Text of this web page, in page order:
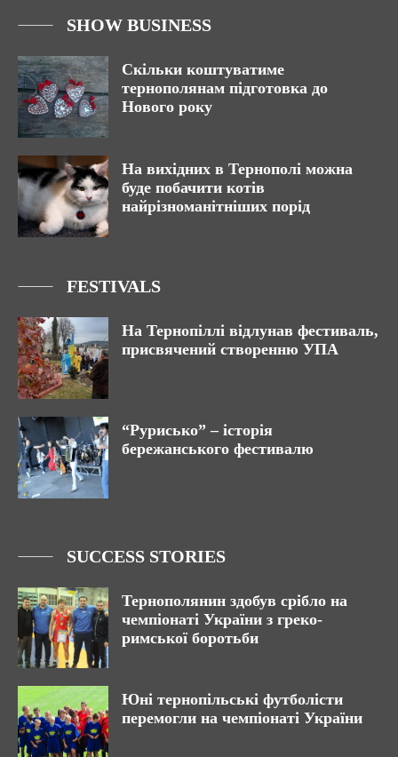
SHOW BUSINESS
Скільки коштуватиме
тернополянам підготовка до
Нового року
На вихідних в Тернополі можна
буде побачити котів
найрізноманітніших порід
FESTIVALS
На Тернопіллі відлунав фестиваль,
присвячений створенню УПА
“Рурисько” – історія
бережанського фестивалю
SUCCESS STORIES
Тернополянин здобув срібло на
чемпіонаті України з греко-
римської боротьби
Юні тернопільські футболісти
перемогли на чемпіонаті України